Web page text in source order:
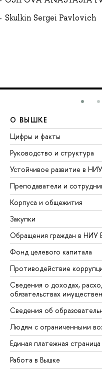
Skulkin Sergei Pavlovich
О ВЫШКЕ
Цифры и факты
Руководство и структура
Устойчивое развитие в
Преподаватели и
Корпуса и общежития
Закупки
Обращения граждан в
Фонд целевого капитала
Противодействие
Сведения о доходах,
обязательствах
Сведения об
Людям с ограниченными
Единая платежная страница
Работа в Вышке